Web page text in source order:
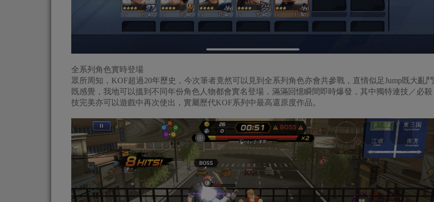
全系列角色實時登場
眾所周知，KOF超過20年歷史，今次筆者竟然可以見到全系列角色亦會共參戰，直情似足Jump既大亂鬥
既感覺，我地可以搵到不同年份角色人物都會實名登場，滿滿回憶瞬間即時爆發，其中獨特連技／必殺
技完美亦可以遊戲中再次使出，實屬歷代KOF系列中最高還原度作品。